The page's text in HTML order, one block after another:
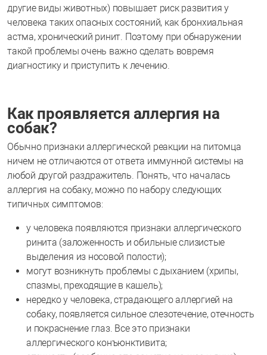
другие виды животных) повышает риск развития у
человека таких опасных состояний, как бронхиальная
астма, хронический ринит. Поэтому при обнаружении
такой проблемы очень важно сделать вовремя
диагностику и приступить к лечению.
Как проявляется аллергия на
собак?
Обычно признаки аллергической реакции на питомца
ничем не отличаются от ответа иммунной системы на
любой другой раздражитель. Понять, что началась
аллергия на собаку, можно по набору следующих
типичных симптомов:
у человека появляются признаки аллергического
ринита (заложенность и обильные слизистые
выделения из носовой полости);
могут возникнуть проблемы с дыханием (хрипы,
спазмы, преходящие в кашель);
нередко у человека, страдающего аллергией на
собаку, появляется сильное слезотечение, отечность
и покраснение глаз. Все это признаки
аллергического конъюнктивита;